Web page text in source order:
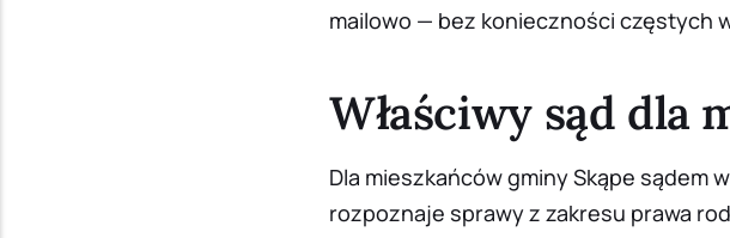
mailowo — bez konieczności częstych
Właściwy sąd dla
Dla mieszkańców gminy Skąpe sądem
rozpoznaje sprawy z zakresu prawa